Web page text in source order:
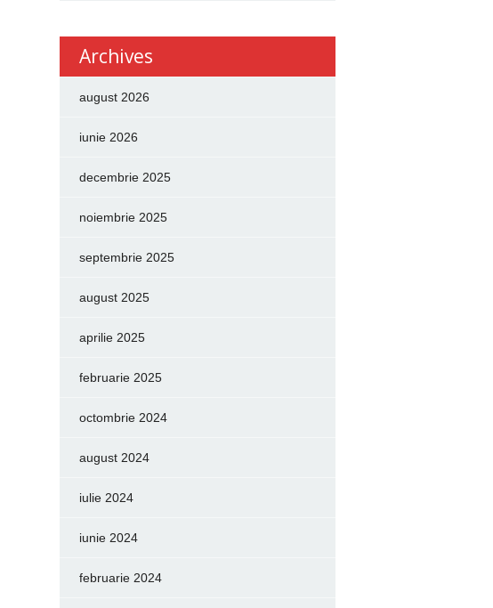
Archives
august 2026
iunie 2026
decembrie 2025
noiembrie 2025
septembrie 2025
august 2025
aprilie 2025
februarie 2025
octombrie 2024
august 2024
iulie 2024
iunie 2024
februarie 2024